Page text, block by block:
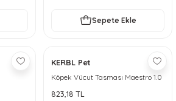
Sepete Ekle
KERBL Pet
Köpek Vücut Tasması Maestro 1.0
823,18 TL